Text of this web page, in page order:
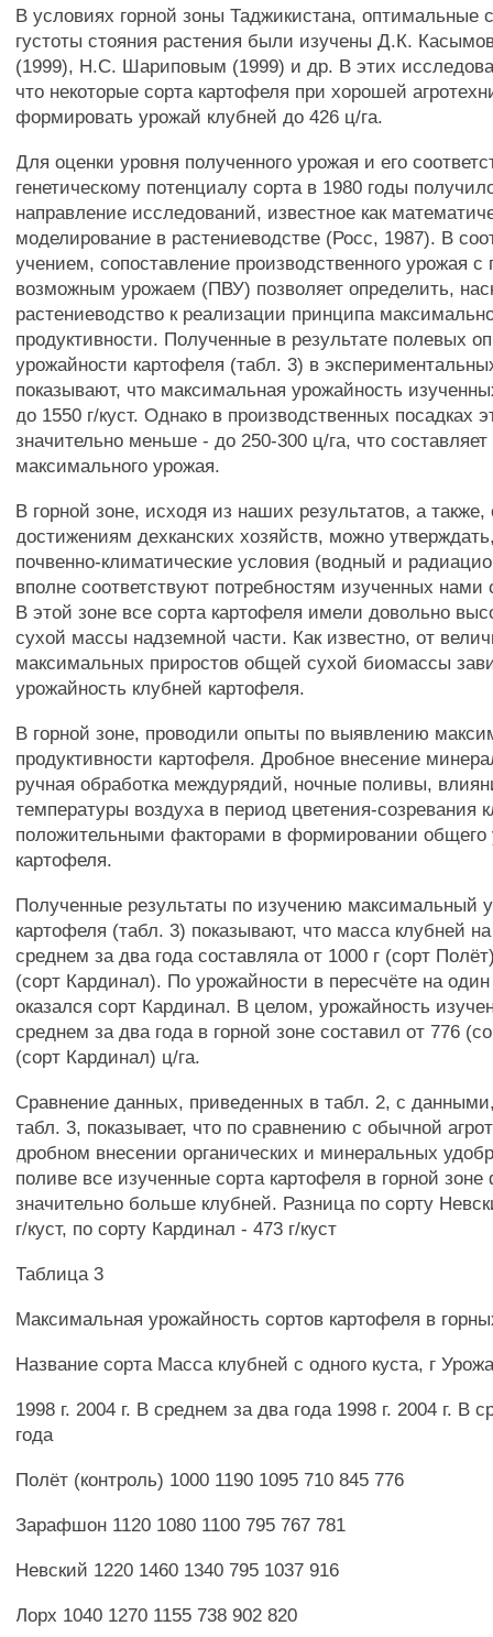
В условиях горной зоны Таджикистана, оптимальные
густоты стояния растения были изучены Д.К.
(1999), Н.С. Шариповым (1999) и др. В этих
что некоторые сорта картофеля при хорошей
формировать урожай клубней до 426 ц/га.
Для оценки уровня полученного урожая и его
генетическому потенциалу сорта в 1980 годы
направление исследований, известное как
моделирование в растениеводстве (Росс, 1987). В
учением, сопоставление производственного урожая с
возможным урожаем (ПВУ) позволяет определить,
растениеводство к реализации принципа
продуктивности. Полученные в результате полевых
урожайности картофеля (табл. 3) в
показывают, что максимальная урожайность
до 1550 г/куст. Однако в производственных посадках
значительно меньше - до 250-300 ц/га, что
максимального урожая.
В горной зоне, исходя из наших результатов, а также,
достижениям дехканских хозяйств, можно
почвенно-климатические условия (водный и
вполне соответствуют потребностям изученных нами
В этой зоне все сорта картофеля имели довольно
сухой массы надземной части. Как известно, от
максимальных приростов общей сухой биомассы
урожайность клубней картофеля.
В горной зоне, проводили опыты по выявлению
продуктивности картофеля. Дробное внесение
ручная обработка междурядий, ночные поливы,
температуры воздуха в период цветения-созревания
положительными факторами в формировании общего
картофеля.
Полученные результаты по изучению максимальный
картофеля (табл. 3) показывают, что масса клубней
среднем за два года составляла от 1000 г (сорт
(сорт Кардинал). По урожайности в пересчёте на
оказался сорт Кардинал. В целом, урожайность
среднем за два года в горной зоне составил от 776
(сорт Кардинал) ц/га.
Сравнение данных, приведенных в табл. 2, с
табл. 3, показывает, что по сравнению с обычной
дробном внесении органических и минеральных
поливе все изученные сорта картофеля в горной
значительно больше клубней. Разница по сорту
г/куст, по сорту Кардинал - 473 г/куст
Таблица 3
Максимальная урожайность сортов картофеля в
Название сорта Масса клубней с одного куста, г
1998 г. 2004 г. В среднем за два года 1998 г. 2004 г. В
года
Полёт (контроль) 1000 1190 1095 710 845 776
Зарафшон 1120 1080 1100 795 767 781
Невский 1220 1460 1340 795 1037 916
Лорх 1040 1270 1155 738 902 820